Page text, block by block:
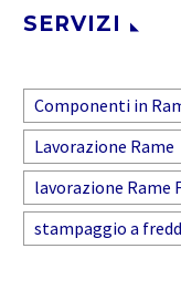
SERVIZI
Componenti in
Lavorazione Rame
lavorazione Rame
stampaggio a